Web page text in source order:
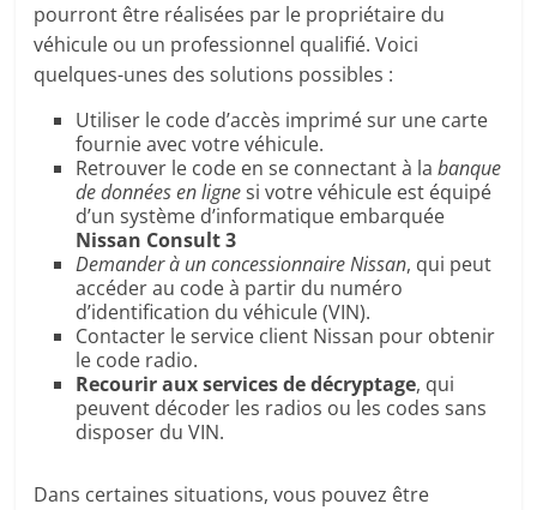
pourront être réalisées par le propriétaire du
véhicule ou un professionnel qualifié. Voici
quelques-unes des solutions possibles :
Utiliser le code d’accès imprimé sur une carte
fournie avec votre véhicule.
Retrouver le code en se connectant à labanque
de données en lignesi votre véhicule est équipé
d’un système d’informatique embarquée
Nissan Consult 3
Demander à un concessionnaire Nissan, qui peut
accéder au code à partir du numéro
d’identification du véhicule (VIN).
Contacter le service client Nissan pour obtenir
le code radio.
Recourir aux services de décryptage, qui
peuvent décoder les radios ou les codes sans
disposer du VIN.
Dans certaines situations, vous pouvez être